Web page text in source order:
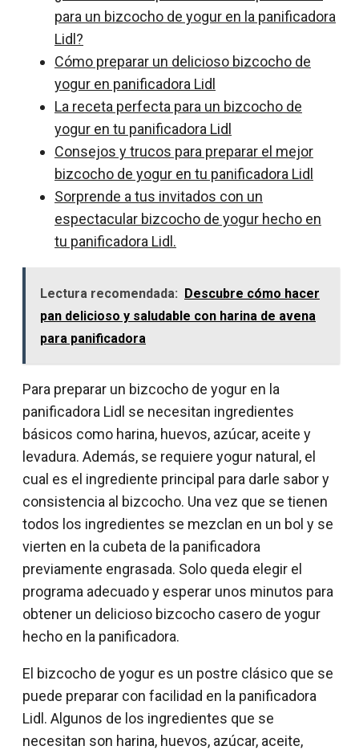
para un bizcocho de yogur en la panificadora
Lidl?
Cómo preparar un delicioso bizcocho de
yogur en panificadora Lidl
La receta perfecta para un bizcocho de
yogur en tu panificadora Lidl
Consejos y trucos para preparar el mejor
bizcocho de yogur en tu panificadora Lidl
Sorprende a tus invitados con un
espectacular bizcocho de yogur hecho en
tu panificadora Lidl.
Lectura recomendada: Descubre cómo hacer
pan delicioso y saludable con harina de avena
para panificadora
Para preparar un bizcocho de yogur en la
panificadora Lidl se necesitan ingredientes
básicos como harina, huevos, azúcar, aceite y
levadura. Además, se requiere yogur natural, el
cual es el ingrediente principal para darle sabor y
consistencia al bizcocho. Una vez que se tienen
todos los ingredientes se mezclan en un bol y se
vierten en la cubeta de la panificadora
previamente engrasada. Solo queda elegir el
programa adecuado y esperar unos minutos para
obtener un delicioso bizcocho casero de yogur
hecho en la panificadora.
El bizcocho de yogur es un postre clásico que se
puede preparar con facilidad en la panificadora
Lidl. Algunos de los ingredientes que se
necesitan son harina, huevos, azúcar, aceite,